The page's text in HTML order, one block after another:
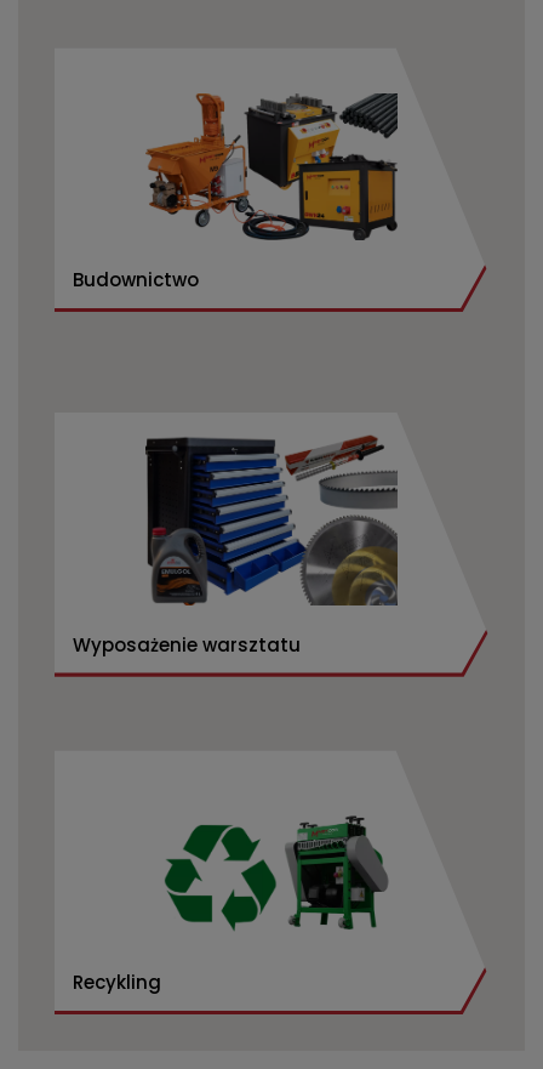
Budownictwo
Wyposażenie warsztatu
Recykling